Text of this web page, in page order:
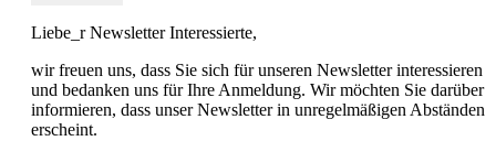
Liebe_r Newsletter Interessierte,
wir freuen uns, dass Sie sich für unseren Newsletter interessieren
und bedanken uns für Ihre Anmeldung. Wir möchten Sie darüber
informieren, dass unser Newsletter in unregelmäßigen Abständen
erscheint.